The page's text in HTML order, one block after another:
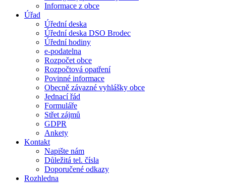
Informace z obce
Úřad
Úřední deska
Úřední deska DSO Brodec
Úřední hodiny
e-podatelna
Rozpočet obce
Rozpočtová opatření
Povinné informace
Obecně závazné vyhlášky obce
Jednací řád
Formuláře
Střet zájmů
GDPR
Ankety
Kontakt
Napište nám
Důležitá tel. čísla
Doporučené odkazy
Rozhledna